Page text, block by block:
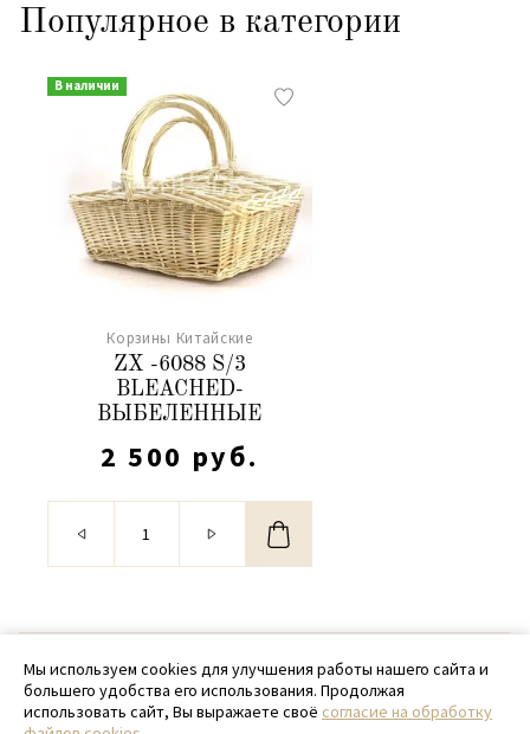
Популярное в категории
В наличии
Корзины Китайские
ZX -6088 S/3
BLEACHED-
ВЫБЕЛЕННЫЕ
2 500 руб.
© 2020 - 2026 SamPack
+ 7 (918) 699-97-87
Мы используем cookies для улучшения работы нашего сайта и
большего удобства его использования. Продолжая
использовать сайт, Вы выражаете своё согласие на обработку